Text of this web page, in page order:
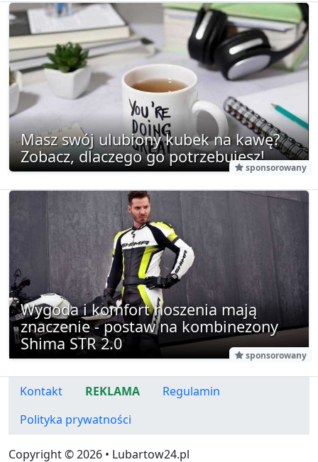
Masz swój ulubiony kubek na kawę?
Zobacz, dlaczego go potrzebujesz!
sponsorowany
Wygoda i komfort noszenia mają
znaczenie - postaw na kombinezony
Shima STR 2.0
sponsorowany
Kontakt REKLAMA
Regulamin
Polityka prywatności
Copyright © 2026 • Lubartow24.pl